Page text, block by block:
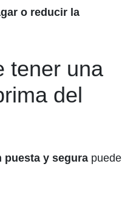
o reducir la
tener una
del
puesta y segura puede